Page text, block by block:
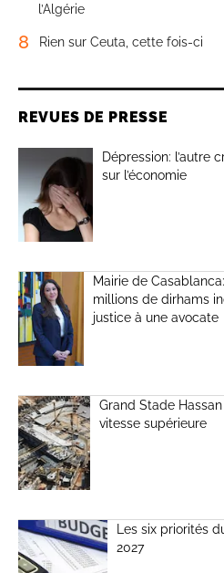
l’Algérie
8 Rien sur Ceuta, cette fois-ci
REVUES DE PRESSE
Dépression: l’autre
sur l’économie
Mairie de
millions de dirhams
justice à une avocate
Grand Stade
vitesse supérieure
Les six priorités
2027